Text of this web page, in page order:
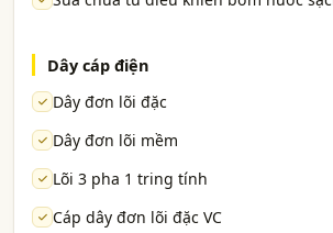
Dây cáp điện
Dây đơn lõi đặc
Dây đơn lõi mềm
Lõi 3 pha 1 tring tính
Cáp dây đơn lõi đặc VC